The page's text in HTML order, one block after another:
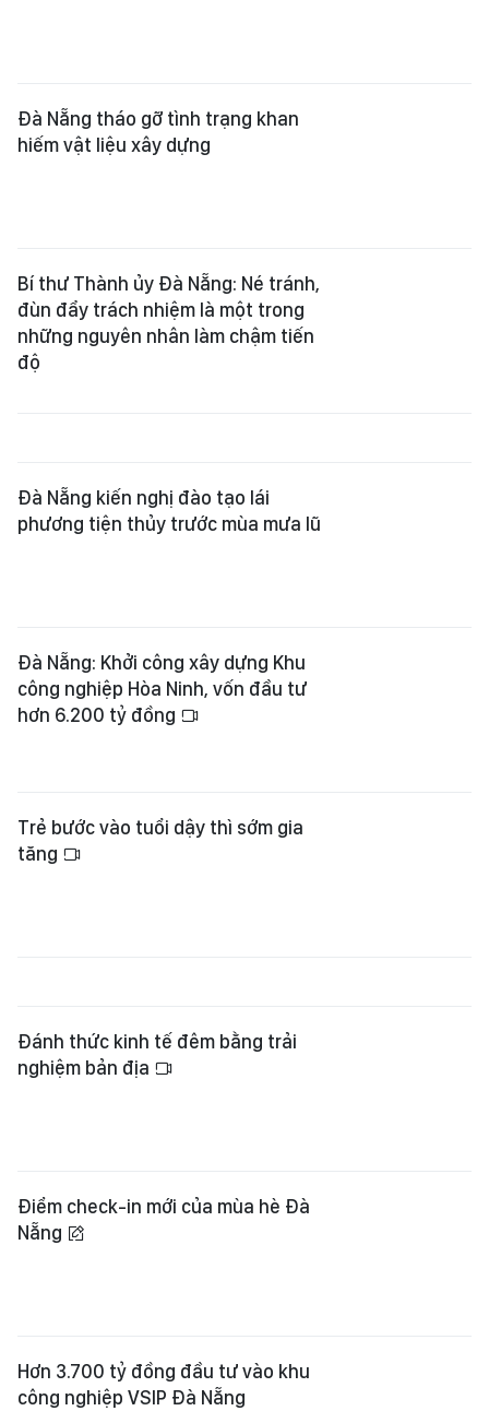
Đà Nẵng tháo gỡ tình trạng khan
hiếm vật liệu xây dựng
Bí thư Thành ủy Đà Nẵng: Né tránh,
đùn đẩy trách nhiệm là một trong
những nguyên nhân làm chậm tiến
độ
Đà Nẵng kiến nghị đào tạo lái
phương tiện thủy trước mùa mưa lũ
Đà Nẵng: Khởi công xây dựng Khu
công nghiệp Hòa Ninh, vốn đầu tư
hơn 6.200 tỷ đồng
Trẻ bước vào tuổi dậy thì sớm gia
tăng
Đánh thức kinh tế đêm bằng trải
nghiệm bản địa
Điểm check-in mới của mùa hè Đà
Nẵng
Hơn 3.700 tỷ đồng đầu tư vào khu
công nghiệp VSIP Đà Nẵng